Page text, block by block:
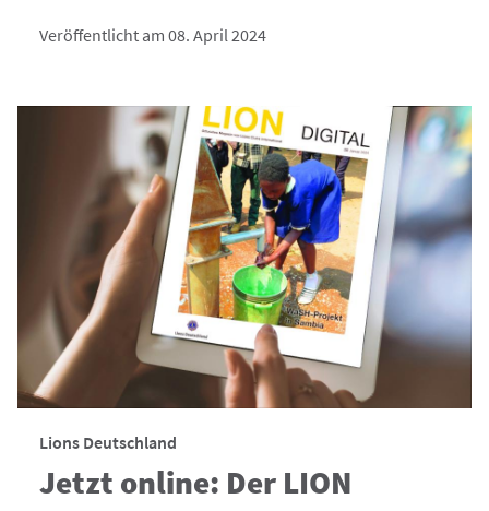
Veröffentlicht am 08. April 2024
Lions Deutschland
Jetzt online: Der LION